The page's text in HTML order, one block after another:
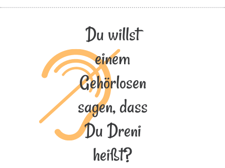
Du willst
einem
Gehörlosen
sagen, dass
Du Dreni
heißt?